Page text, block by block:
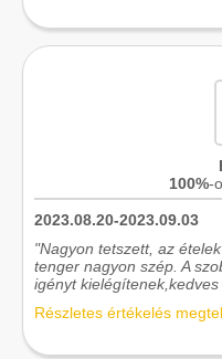
100%-
2023.08.20-2023.09.03
"Nagyon tetszett, az
tenger nagyon szép. A
igényt
Részletes értékelés